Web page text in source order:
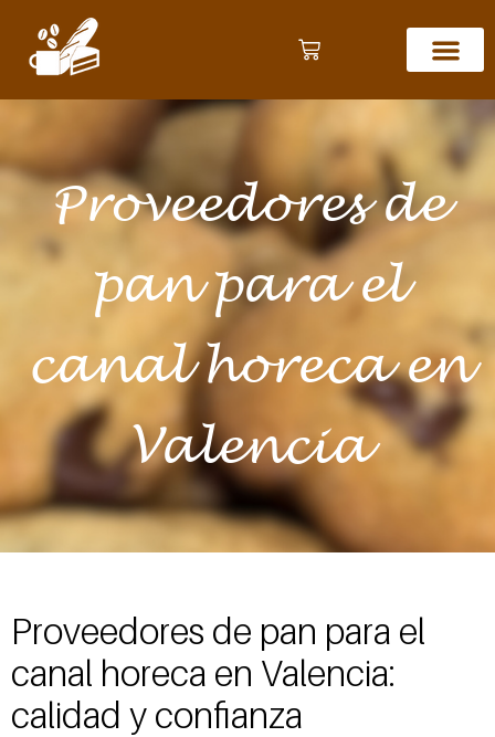
Proveedores de
pan para el
canal horeca en
Valencia
Proveedores de pan para el
canal horeca en Valencia:
calidad y confianza